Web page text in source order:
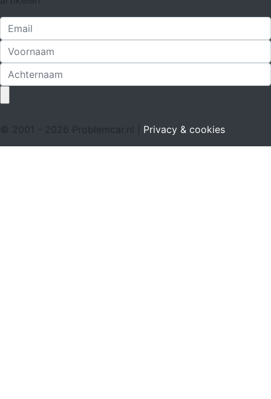
© 2001 - 2026 Problemcar.nl | Privacy & cookies